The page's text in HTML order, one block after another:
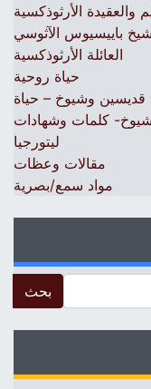
والعقيدة الأرثوذكسية
باييسيوس الآثوسي
العائلة الأرثوذكسية
حياة روحية
قديسين وشيوخ – حياة
كلمات وشهادات
ليتورجيا
مقالات وعظات
مواد سمع/بصرية